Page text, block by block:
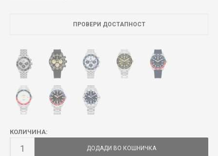
ПРОВЕРИ ДОСТАПНОСТ
КОЛИЧИНА:
ДОДАДИ ВО КОШНИЧКА